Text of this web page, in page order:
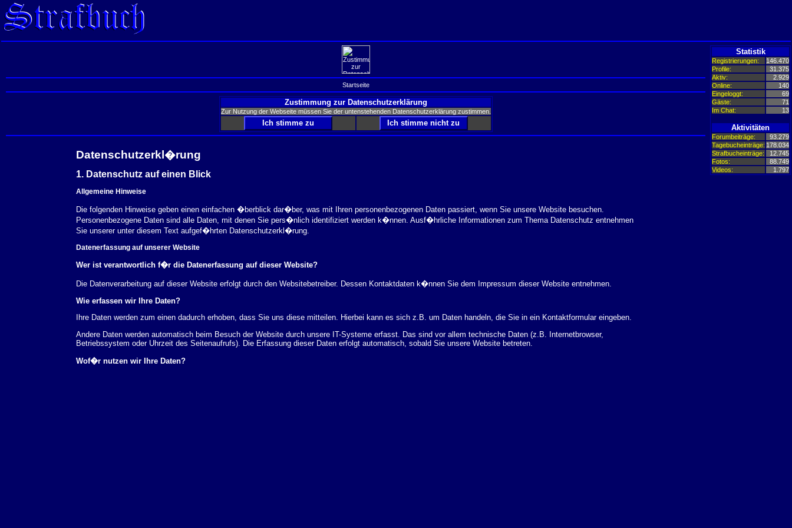
Startseite
Zustimmung zur Datenschutzerklärung
Zur Nutzung der Webseite müssen Sie der untenstehenden Datenschutzerklärung zustimmen.
Datenschutzerkl�rung
1. Datenschutz auf einen Blick
Allgemeine Hinweise
Die folgenden Hinweise geben einen einfachen �berblick dar�ber, was mit Ihren personenbezogenen Daten passiert, wenn Sie unsere Website besuchen.
Personenbezogene Daten sind alle Daten, mit denen Sie pers�nlich identifiziert werden k�nnen. Ausf�hrliche Informationen zum Thema Datenschutz entnehmen
Sie unserer unter diesem Text aufgef�hrten Datenschutzerkl�rung.
Datenerfassung auf unserer Website
Wer ist verantwortlich f�r die Datenerfassung auf dieser Website?
Die Datenverarbeitung auf dieser Website erfolgt durch den Websitebetreiber. Dessen Kontaktdaten k�nnen Sie dem Impressum dieser Website entnehmen.
Wie erfassen wir Ihre Daten?
Ihre Daten werden zum einen dadurch erhoben, dass Sie uns diese mitteilen. Hierbei kann es sich z.B. um Daten handeln, die Sie in ein Kontaktformular eingeben.
Andere Daten werden automatisch beim Besuch der Website durch unsere IT-Systeme erfasst. Das sind vor allem technische Daten (z.B. Internetbrowser,
Betriebssystem oder Uhrzeit des Seitenaufrufs). Die Erfassung dieser Daten erfolgt automatisch, sobald Sie unsere Website betreten.
Wof�r nutzen wir Ihre Daten?
Statistik
Registrierungen:
146.470
Profile:
31.375
Aktiv:
2.929
Online:
140
Eingeloggt:
69
Gäste:
71
Im Chat:
13
Aktivitäten
Forumbeiträge:
93.279
Tagebucheinträge: 178.034
Strafbucheinträge:
12.745
Fotos:
88.749
Videos:
1.797